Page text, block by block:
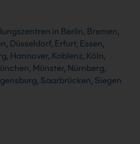
in Berlin, Bremen,
Düsseldorf, Erfurt, Essen,
Hannover, Koblenz, Köln,
Münster, Nürnberg,
Saarbrücken, Siegen